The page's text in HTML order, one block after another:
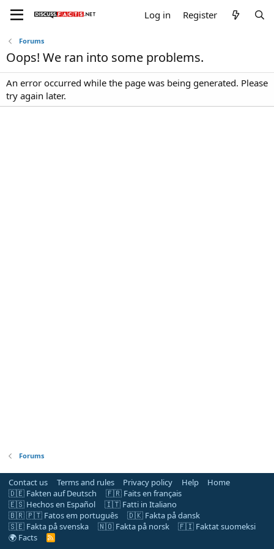
Log in Register
Forums
Oops! We ran into some problems.
An error occurred while the page was being generated. Please
try again later.
Forums
Contact us Terms and rules Privacy policy Help
Home
🇩🇪 Fakten auf Deutsch
🇫🇷 Faits en français
🇪🇸 Hechos en Español
🇮🇹 Fatti in Italiano
🇧🇷 🇵🇹 Fatos em português
🇩🇰 Fakta på dansk
🇸🇪 Fakta på svenska
🇳🇴 Fakta på norsk
🇫🇮 Faktat suomeksi
🌍 Facts
R